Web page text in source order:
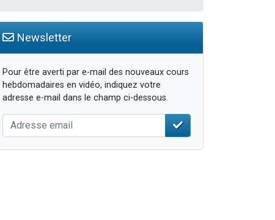
Newsletter
Pour être averti par e-mail des nouveaux cours
hebdomadaires en vidéo, indiquez votre
adresse e-mail dans le champ ci-dessous.